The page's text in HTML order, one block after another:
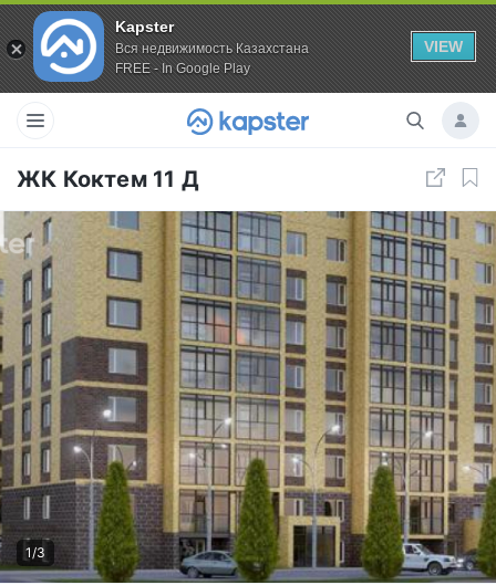
Kapster
Вся недвижимость Казахстана
FREE - In Google Play
VIEW
ЖК Коктем 11 Д
1/3